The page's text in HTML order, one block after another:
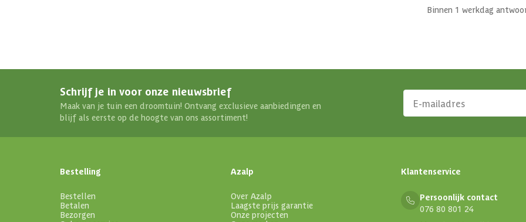
Binnen 1 werkdag
Schrijf je in voor onze nieuwsbrief
Maak van je tuin een droomtuin! Ontvang exclusieve aanbiedingen en
blijf als eerste op de hoogte van ons assortiment!
Bestelling
Bestellen
Betalen
Bezorgen
Azalp
Over Azalp
Laagste prijs garantie
Onze projecten
Klantenservice
Persoonlijk contact
076 80 801 24